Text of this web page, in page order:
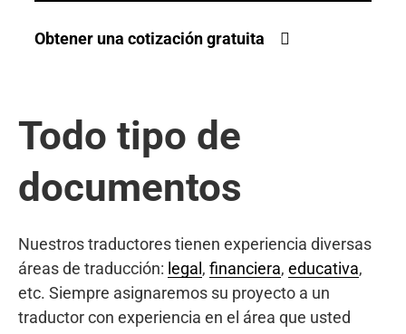
Obtener una cotización gratuita
Todo tipo de
documentos
Nuestros traductores tienen experiencia diversas
áreas de traducción: legal , financiera, educativa,
etc. Siempre asignaremos su proyecto a un
traductor con experiencia en el área que usted